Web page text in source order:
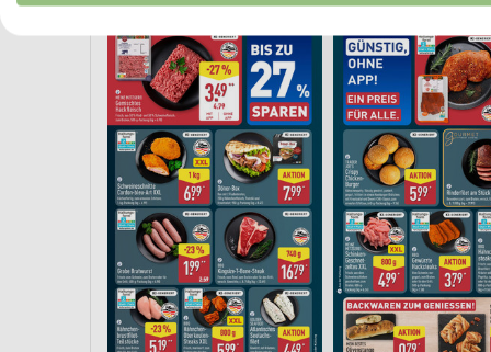
Erstellung von Profilen zur Personalisierung von Inhalten
Verwendung von Profilen zur Auswahl personalisierter Inhalte
Messung der Werbeleistung
Messung der Performance von Inhalten
Analyse von Zielgruppen durch Statistiken oder Kombinationen
Entwicklung und Verbesserung der Angebote